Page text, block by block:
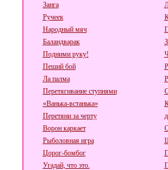
Занга
Ручеек
Народный мяч
Баландварак
Подними руку!
Пеший бой
Ла палма
Перетягивание ступнями
«Ванька-встанька»
Перетяни за черту
Ворон каркает
Рыболовная игра
Цорог-бомбог
Угадай, что это.